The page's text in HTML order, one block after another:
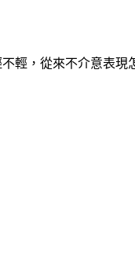
輕，從來不介意表